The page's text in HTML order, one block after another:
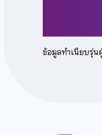
ข้อมูลทำเนียบรุ่น